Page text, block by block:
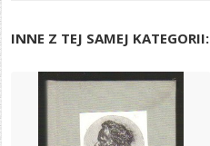
INNE Z TEJ SAMEJ KATEGORII: